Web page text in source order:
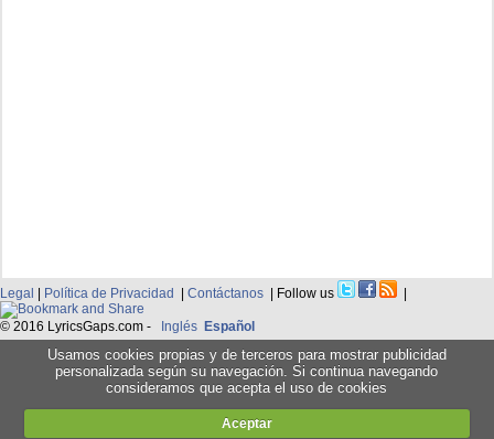
Legal | Política de Privacidad | Contáctanos | Follow us |
© 2016 LyricsGaps.com - Inglés Español
Usamos cookies propias y de terceros para mostrar publicidad
personalizada según su navegación. Si continua navegando
consideramos que acepta el uso de cookies
Aceptar